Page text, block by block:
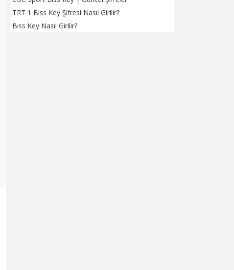
TRT 1 Biss Key Şifresi Nasıl Girilir?
Biss Key Nasıl Girilir?